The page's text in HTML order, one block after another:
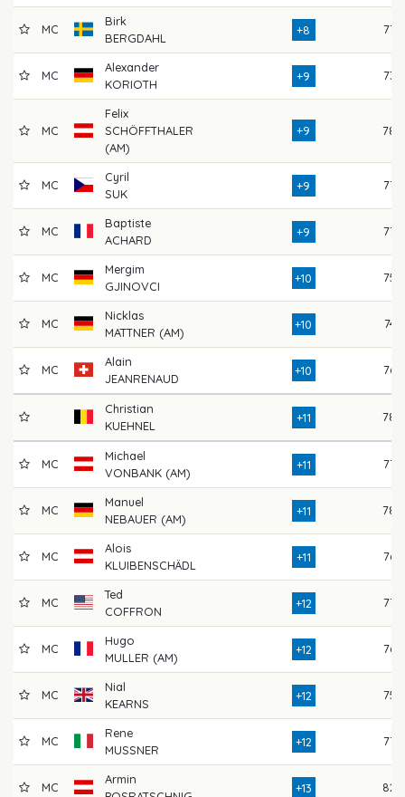
MC
Birk
BERGDAHL
+8 77
MC
Alexander
KORIOTH
+9 73
MC
Felix
SCHÖFFTHALER
(AM)
+9 78
MC
Cyril
SUK
+9 77
MC
Baptiste
ACHARD
+9 77
MC
Mergim
GJINOVCI
+10 75
MC
Nicklas
MATTNER (AM)
+10 74
MC
Alain
JEANRENAUD
+10 76
Christian
KUEHNEL
+11 78
MC
Michael
VONBANK (AM)
+11 77
MC
Manuel
NEBAUER (AM)
+11 78
MC
Alois
KLUIBENSCHÄDL
+11 76
MC
Ted
COFFRON
+12 77
MC
Hugo
MULLER (AM)
+12 76
MC
Nial
KEARNS
+12 75
MC
Rene
MUSSNER
+12 77
MC
Armin
+13 82